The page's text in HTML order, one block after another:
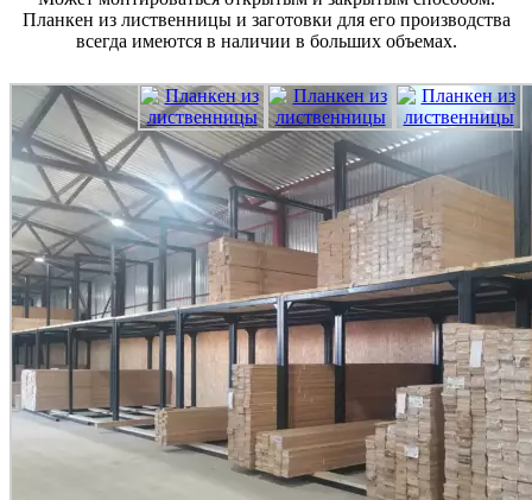
Планкен из лиственницы и заготовки для его производства
всегда имеются в наличии в больших объемах.